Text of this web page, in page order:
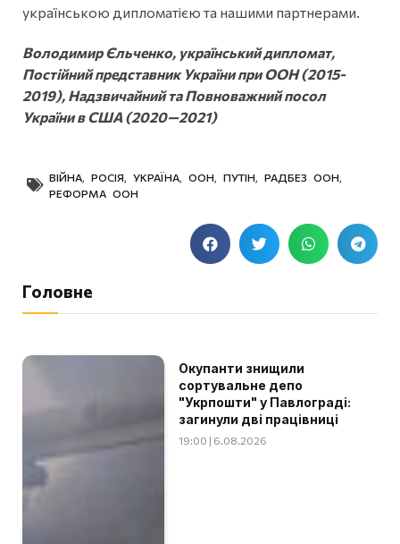
українською дипломатією та нашими партнерами.
Володимир Єльченко, український дипломат,
Постійний представник України при ООН (2015-
2019), Надзвичайний та Повноважний посол
України в США (2020—2021)
ВІЙНА РОСІЯ УКРАЇНА ООН ПУТІН РАДБЕЗ ООН
РЕФОРМА ООН
Головне
Окупанти знищили
сортувальне депо
"Укрпошти" у Павлограді:
загинули дві працівниці
19:00 | 6.08.2026